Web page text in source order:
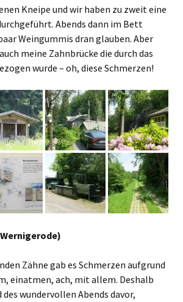
Kneipe und wir haben zu zweit eine
Abends dann im Bett
Weingummis dran glauben. Aber
meine Zahnbrücke die durch das
wurde – oh, diese Schmerzen!
Zähne gab es Schmerzen aufgrund
einatmen, ach, mit allem. Deshalb
wundervollen Abends davor,